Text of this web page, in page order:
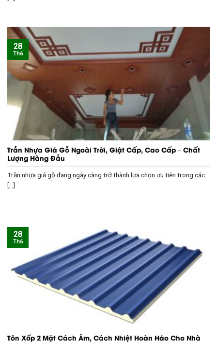
Trần Nhựa Giả Gỗ Ngoài Trời, Giật Cấp, Cao Cấp – Chất
Lượng Hàng Đầu
Trần nhựa giả gỗ đang ngày càng trở thành lựa chọn ưu tiên trong các
[...]
28
Th6
Tôn Xốp 2 Mặt Cách Âm, Cách Nhiệt Hoàn Hảo Cho Nhà
28
Th6